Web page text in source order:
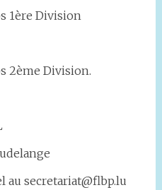
1ère Division
2ème Division.
secretariat@flbp.lu